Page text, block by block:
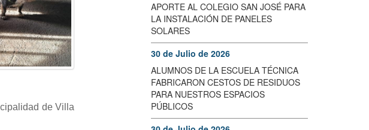
de Villa
APORTE AL COLEGIO SAN JOSÉ PARA
LA INSTALACIÓN DE PANELES
SOLARES
30 de Julio de 2026
ALUMNOS DE LA ESCUELA TÉCNICA
FABRICARON CESTOS DE RESIDUOS
PARA NUESTROS ESPACIOS
PÚBLICOS